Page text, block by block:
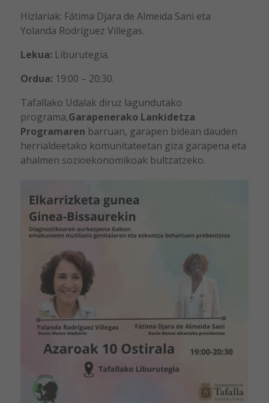
Hizlariak: Fátima Djara de Almeida Sani eta
Yolanda Rodríguez Villegas.
Lekua: Liburutegia.
Ordua: 19:00 – 20:30.
Tafallako Udalak diruz lagundutako
programa,Garapenerako Lankidetza
Programaren barruan, garapen bidean dauden
herrialdeetako komunitateetan giza garapena eta
ahalmen sozioekonomikoak bultzatzeko.